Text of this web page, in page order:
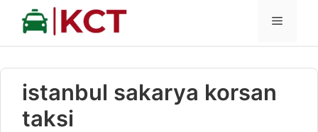
İçeriğe
MENÜ
istanbul sakarya korsan
taksi